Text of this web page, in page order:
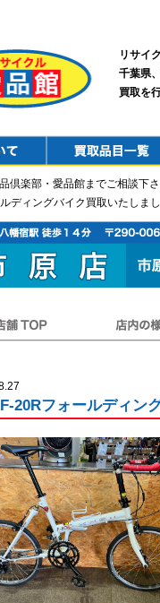
リサイ
千葉県
買取を
倶楽部・愛品館までご相談下さ
ディングバイク買取いたしま
20Rフォールディン